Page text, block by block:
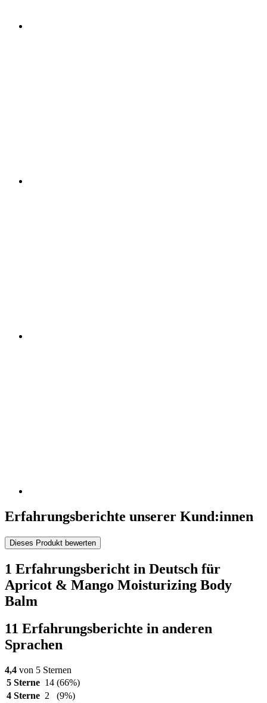
Erfahrungsberichte unserer Kund:innen
Dieses Produkt bewerten
1 Erfahrungsbericht in Deutsch für
Apricot & Mango Moisturizing Body
Balm
11 Erfahrungsberichte in anderen
Sprachen
4,4 von 5 Sternen
5 Sterne 14 (66%)
4 Sterne 2
(9%)